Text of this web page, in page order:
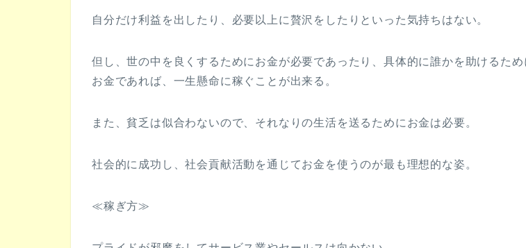
自分だけ利益を出したり、必要以上に贅沢をしたりといった気持ちはない。
但し、世の中を良くするためにお金が必要であったり、具体的に誰かを助けるため
お金であれば、一生懸命に稼ぐことが出来る。
また、貧乏は似合わないので、それなりの生活を送るためにお金は必要。
社会的に成功し、社会貢献活動を通じてお金を使うのが最も理想的な姿。
≪稼ぎ方≫